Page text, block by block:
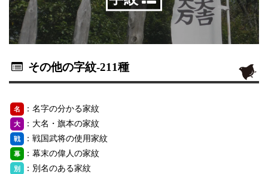
その他の字紋-211種
名 ：名字の分かる家紋
大 ：大名・旗本の家紋
戦 ：戦国武将の使用家紋
幕 ：幕末の偉人の家紋
別 ：別名のある家紋